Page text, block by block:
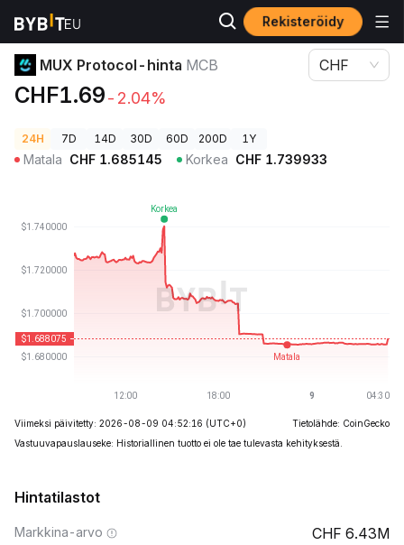
Rekisteröidy
Kryptohinnat MUX Protocol-hinta MCB
MUX Protocol-hinta MCB
CHF1.69-2.04%
CHF
24H 7D 14D 30D 60D 200D 1Y
Matala CHF 1.685145 Korkea CHF 1.739933
Viimeksi päivitetty: 2026-08-09 04:52:16 (UTC+0)
Tietolähde: CoinGecko
Vastuuvapauslauseke: Historiallinen tuotto ei ole tae tulevasta kehityksestä.
Hintatilastot
Markkina-arvo 6.43M